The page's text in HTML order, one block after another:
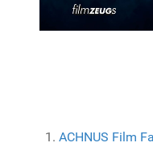
ACHNUS Film